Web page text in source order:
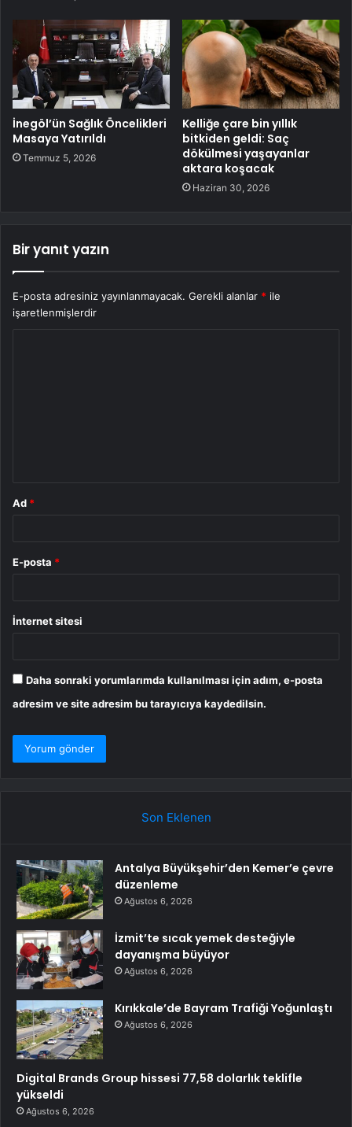
İnegöl’ün Sağlık Öncelikleri
Masaya Yatırıldı
Temmuz 5, 2026
Kelliğe çare bin yıllık
bitkiden geldi: Saç
dökülmesi yaşayanlar
aktara koşacak
Haziran 30, 2026
Bir yanıt yazın
E-posta adresiniz yayınlanmayacak. Gerekli alanlar * ile
işaretlenmişlerdir
Ad *
E-posta *
İnternet sitesi
Daha sonraki yorumlarımda kullanılması için adım, e-posta
adresim ve site adresim bu tarayıcıya kaydedilsin.
Son Eklenen
Antalya Büyükşehir’den Kemer’e çevre
düzenleme
Ağustos 6, 2026
İzmit’te sıcak yemek desteğiyle
dayanışma büyüyor
Ağustos 6, 2026
Kırıkkale’de Bayram Trafiği Yoğunlaştı
Ağustos 6, 2026
Digital Brands Group hissesi 77,58 dolarlık teklifle
yükseldi
Ağustos 6, 2026